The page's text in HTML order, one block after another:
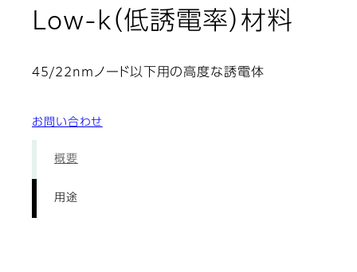
Low-k（低誘電率）材料
45/22nmノード以下用の高度な誘電体
お問い合わせ
概要
用途